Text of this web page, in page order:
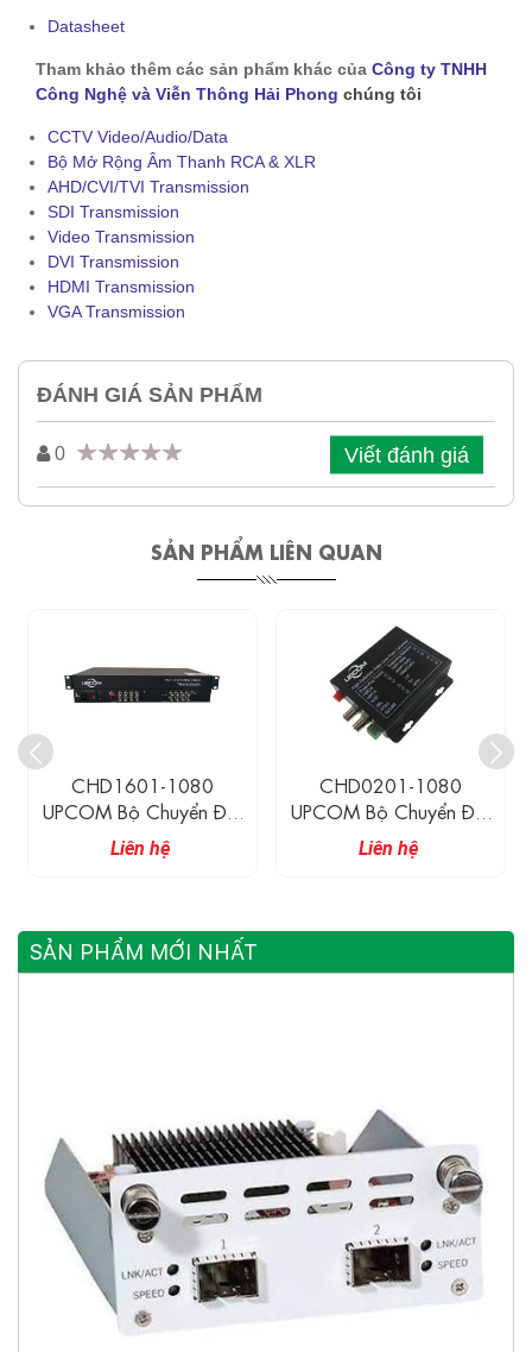
Datasheet
Tham khảo thêm các sản phẩm khác của Công ty TNHH
Công Nghệ và Viễn Thông Hải Phong chúng tôi
CCTV Video/Audio/Data
Bộ Mở Rộng Âm Thanh RCA & XLR
AHD/CVI/TVI Transmission
SDI Transmission
Video Transmission
DVI Transmission
HDMI Transmission
VGA Transmission
ĐÁNH GIÁ SẢN PHẨM
0 Viết đánh giá
SẢN PHẨM LIÊN QUAN
CHD1601-1080
UPCOM Bộ Chuyển Đổi
16 Kênh AHD/CVI/TVI
Sang Quang (1080P)
Liên hệ
CHD0201-1080
UPCOM Bộ Chuyển Đổi
2 Kênh AHD/CVI/TVI
Sang Quang (1080P)
Liên hệ
SẢN PHẨM MỚI NHẤT